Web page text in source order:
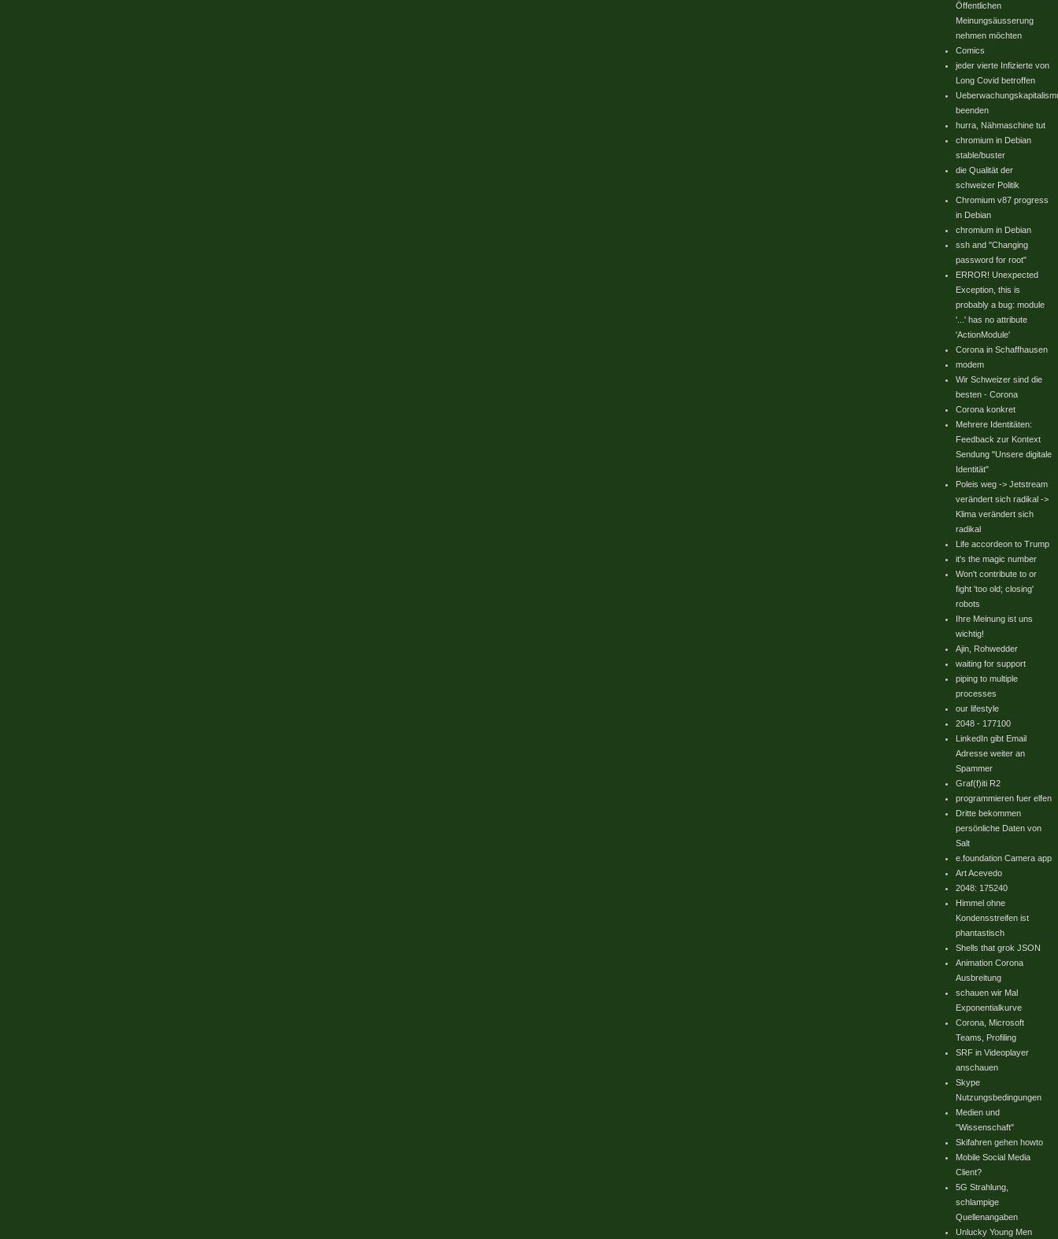
Öffentlichen
Meinungsäusserung
nehmen möchten
Comics
jeder vierte Infizierte von
Long Covid betroffen
beenden
hurra, Nähmaschine tut
chromium in Debian
stable/buster
die Qualität der
schweizer Politik
Chromium v87 progress
in Debian
chromium in Debian
ssh and "Changing
password for root"
ERROR! Unexpected
Exception, this is
probably a bug: module
'...' has no attribute
'ActionModule'
Corona in Schaffhausen
modem
Wir Schweizer sind die
besten - Corona
Corona konkret
Mehrere Identitäten:
Feedback zur Kontext
Sendung "Unsere digitale
Identität"
Poleis weg -> Jetstream
verändert sich radikal ->
Klima verändert sich
radikal
Life accordeon to Trump
it's the magic number
Won't contribute to or
fight 'too old; closing'
robots
Ihre Meinung ist uns
wichtig!
Ajin, Rohwedder
waiting for support
piping to multiple
processes
our lifestyle
2048 - 177100
LinkedIn gibt Email
Adresse weiter an
Spammer
Graf(f)iti R2
programmieren fuer elfen
Dritte bekommen
persönliche Daten von
Salt
e.foundation Camera app
Art Acevedo
2048: 175240
Himmel ohne
Kondensstreifen ist
phantastisch
Shells that grok JSON
Animation Corona
Ausbreitung
schauen wir Mal
Exponentialkurve
Corona, Microsoft
Teams, Profiling
SRF in Videoplayer
anschauen
Skype
Nutzungsbedingungen
Medien und
"Wissenschaft"
Skifahren gehen howto
Mobile Social Media
Client?
5G Strahlung,
schlampige
Quellenangaben
Unlucky Young Men